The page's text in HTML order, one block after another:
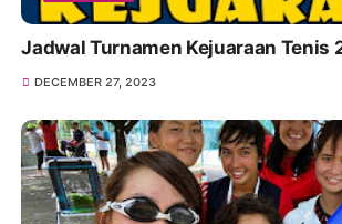
Jadwal Turnamen Kejuaraan Tenis
DECEMBER 27, 2023